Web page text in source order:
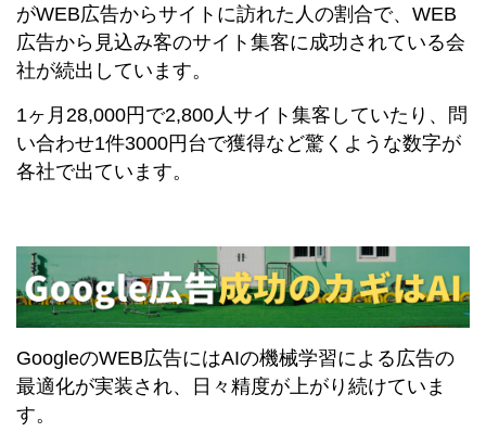
がWEB広告からサイトに訪れた人の割合で、WEB
広告から見込み客のサイト集客に成功されている会
社が続出しています。
1ヶ月28,000円で2,800人サイト集客していたり、問
い合わせ1件3000円台で獲得など驚くような数字が
各社で出ています。
GoogleのWEB広告にはAIの機械学習による広告の
最適化が実装され、日々精度が上がり続けていま
す。